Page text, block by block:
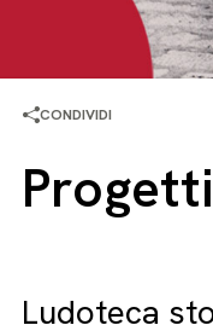
CONDIVIDI
Ludoteca